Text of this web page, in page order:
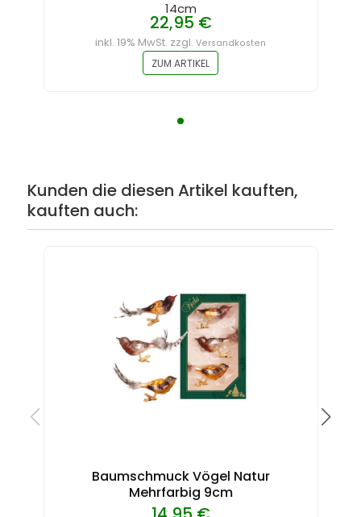
14cm
22,95 €
inkl. 19% MwSt. zzgl.Versandkosten
ZUM ARTIKEL
Kunden die diesen Artikel kauften,
kauften auch:
Baumschmuck Vögel Natur
Mehrfarbig 9cm